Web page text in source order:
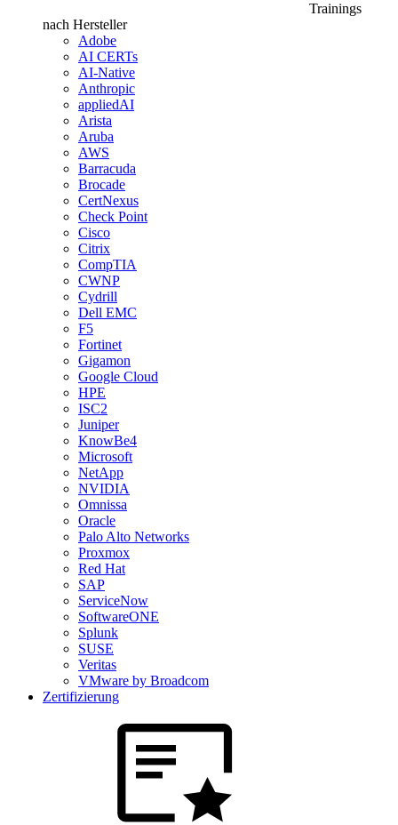
Trainings
nach Hersteller
Adobe
AI CERTs
AI-Native
Anthropic
appliedAI
Arista
Aruba
AWS
Barracuda
Brocade
CertNexus
Check Point
Cisco
Citrix
CompTIA
CWNP
Cydrill
Dell EMC
F5
Fortinet
Gigamon
Google Cloud
HPE
ISC2
Juniper
KnowBe4
Microsoft
NetApp
NVIDIA
Omnissa
Oracle
Palo Alto Networks
Proxmox
Red Hat
SAP
ServiceNow
SoftwareONE
Splunk
SUSE
Veritas
VMware by Broadcom
Zertifizierung